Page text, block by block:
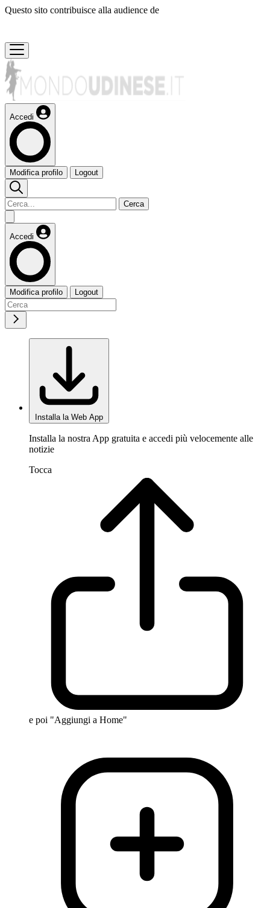
Questo sito contribuisce alla audience de
Accedi
Modifica profilo Logout
Cerca
Accedi
Modifica profilo Logout
Installa la Web App
Installa la nostra App gratuita e accedi più velocemente alle
notizie
Tocca
e poi "Aggiungi a Home"